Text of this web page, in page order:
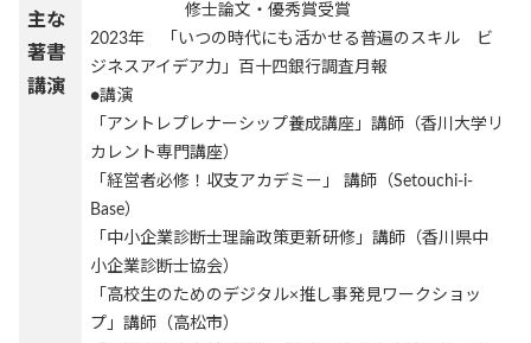
主な
著書
講演
修士論文・優秀賞受賞
2023年 「いつの時代にも活かせる普遍のスキル ビ
ジネスアイデア力」百十四銀行調査月報
●講演
「アントレプレナーシップ養成講座」講師（香川大学リ
カレント専門講座）
「経営者必修！収支アカデミー」 講師（Setouchi-i-
Base）
「中小企業診断士理論政策更新研修」講師（香川県中
小企業診断士協会）
「高校生のためのデジタル×推し事発見ワークショッ
プ」講師（高松市）